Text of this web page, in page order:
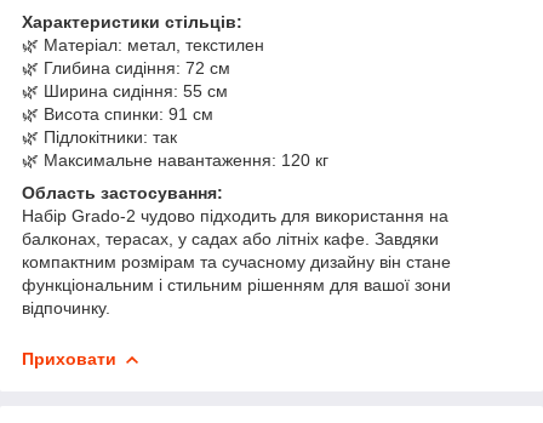
Характеристики стільців:
🌿 Матеріал: метал, текстилен
🌿 Глибина сидіння: 72 см
🌿 Ширина сидіння: 55 см
🌿 Висота спинки: 91 см
🌿 Підлокітники: так
🌿 Максимальне навантаження: 120 кг
Область застосування:
Набір Grado-2 чудово підходить для використання на
балконах, терасах, у садах або літніх кафе. Завдяки
компактним розмірам та сучасному дизайну він стане
функціональним і стильним рішенням для вашої зони
відпочинку.
Приховати